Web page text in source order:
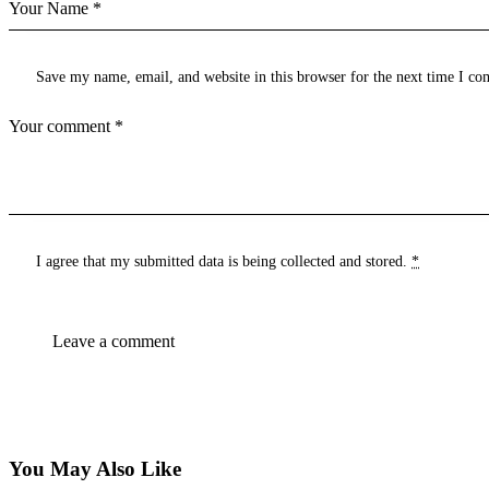
Save my name, email, and website in this browser for the next time I
I agree that my submitted data is beingcollected and stored .*
You May Also Like